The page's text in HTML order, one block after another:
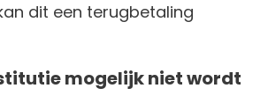
dit een terugbetaling
mogelijk niet wordt